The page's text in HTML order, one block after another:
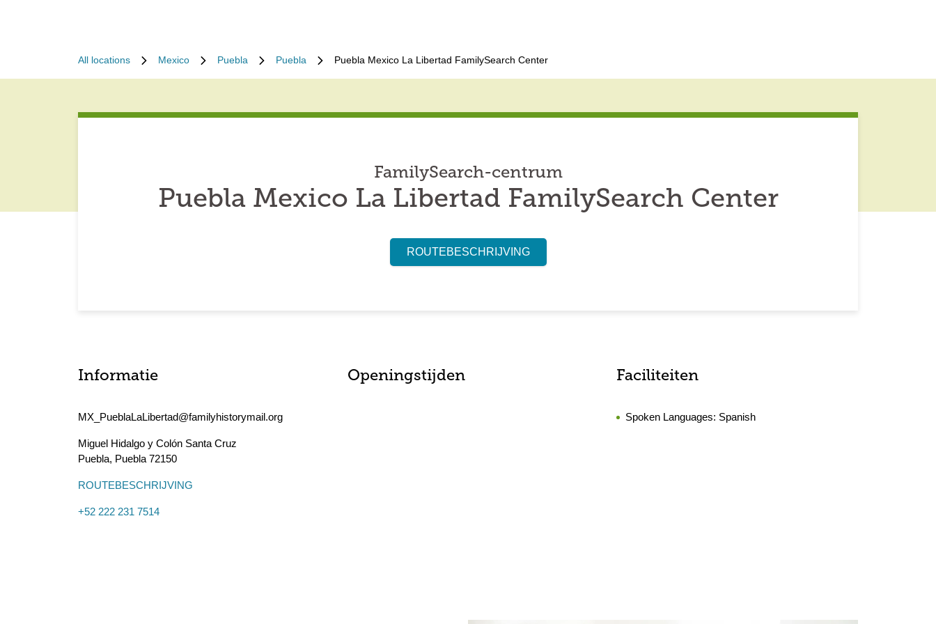
All locations Mexico Puebla Puebla Puebla Mexico La Libertad FamilySearch Center
FamilySearch-centrum
Puebla Mexico La Libertad FamilySearch Center
ROUTEBESCHRIJVING
Informatie
MX_PueblaLaLibertad@familyhistorymail.org
Miguel Hidalgo y Colón Santa Cruz
Puebla, Puebla 72150
ROUTEBESCHRIJVING
+52 222 231 7514
Openingstijden Faciliteiten
Spoken Languages: Spanish